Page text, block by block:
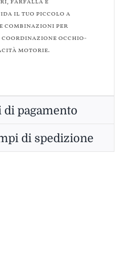
il tuo piccolo a
combinazioni per
occhio-
motorie.
di pagamento
di spedizione